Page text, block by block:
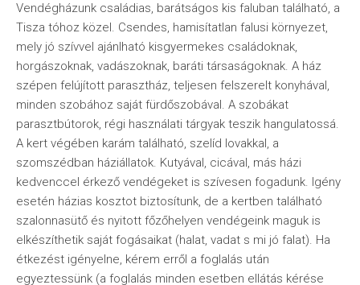
Vendégházunk családias, barátságos kis faluban található, a
Tisza tóhoz közel. Csendes, hamisítatlan falusi környezet,
mely jó szívvel ajánlható kisgyermekes családoknak,
horgászoknak, vadászoknak, baráti társaságoknak. A ház
szépen felújított parasztház, teljesen felszerelt konyhával,
minden szobához saját fürdőszobával. A szobákat
parasztbútorok, régi használati tárgyak teszik hangulatossá.
A kert végében karám található, szelíd lovakkal, a
szomszédban háziállatok. Kutyával, cicával, más házi
kedvenccel érkező vendégeket is szívesen fogadunk. Igény
esetén házias kosztot biztosítunk, de a kertben található
szalonnasütő és nyitott főzőhelyen vendégeink maguk is
elkészíthetik saját fogásaikat (halat, vadat s mi jó falat). Ha
étkezést igényelne, kérem erről a foglalás után
egyeztessünk (a foglalás minden esetben ellátás kérése